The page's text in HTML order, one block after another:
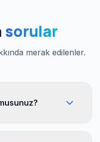
sorular
merak edilenler.